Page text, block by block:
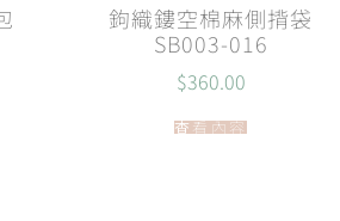
鉤織鏤空棉麻側揹袋
SB003-016
$360.00
查看內容